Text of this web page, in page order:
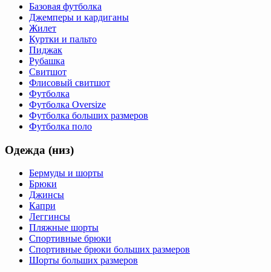
Базовая футболка
Джемперы и кардиганы
Жилет
Куртки и пальто
Пиджак
Рубашка
Свитшот
Флисовый свитшот
Футболка
Футболка Oversize
Футболка больших размеров
Футболка поло
Одежда (низ)
Бермуды и шорты
Брюки
Джинсы
Капри
Леггинсы
Пляжные шорты
Спортивные брюки
Спортивные брюки больших размеров
Шорты больших размеров